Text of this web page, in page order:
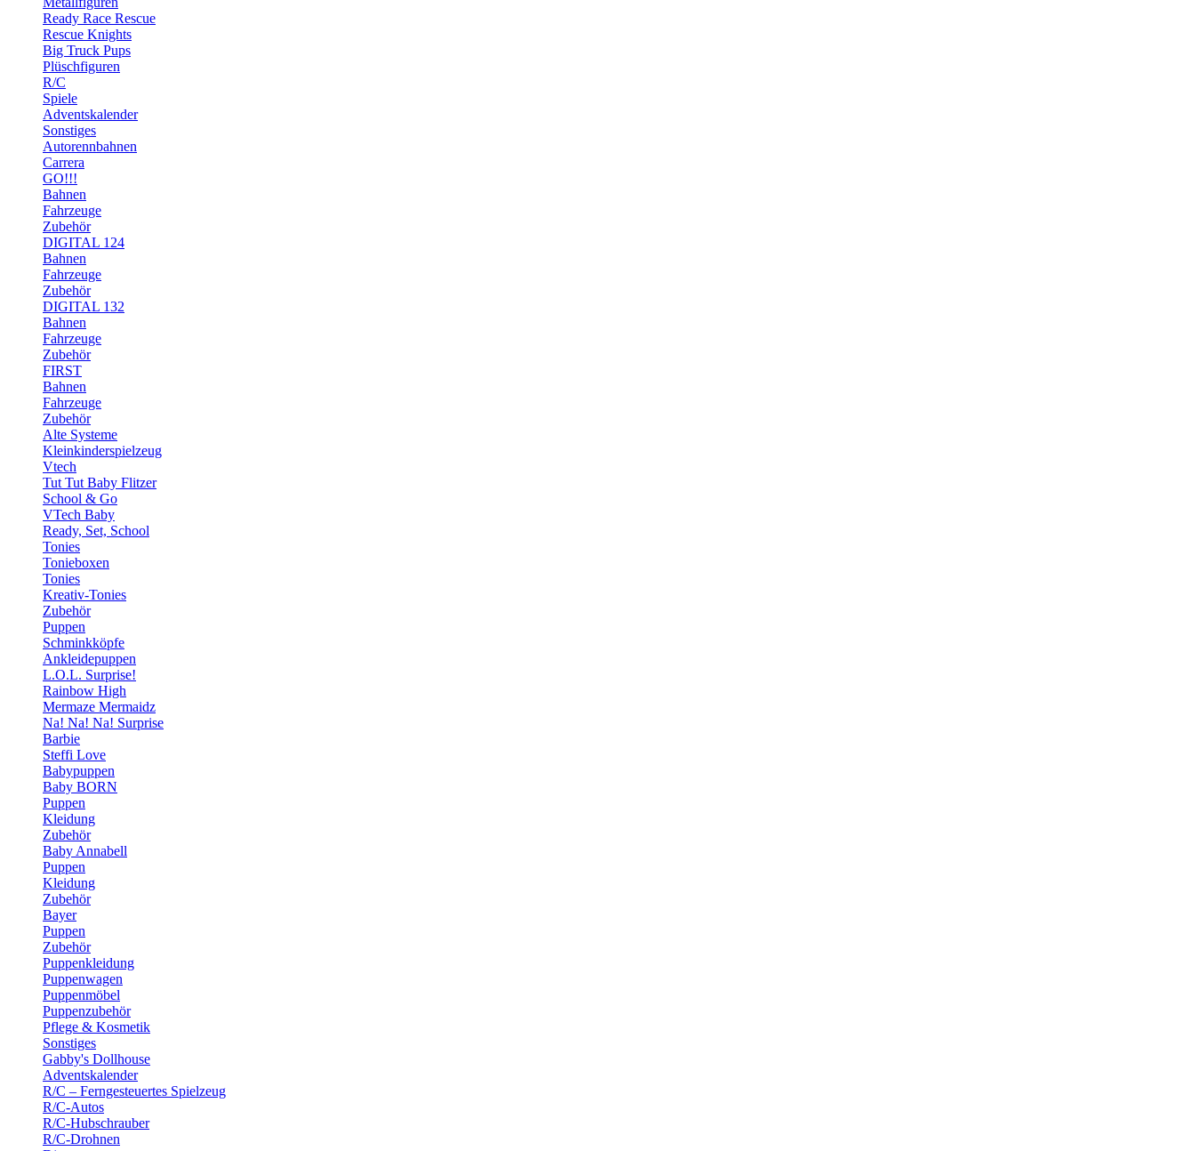
Ready Race Rescue
Rescue Knights
Big Truck Pups
Plüschfiguren
R/C
Spiele
Adventskalender
Sonstiges
Autorennbahnen
Carrera
GO!!!
Bahnen
Fahrzeuge
Zubehör
DIGITAL 124
Bahnen
Fahrzeuge
Zubehör
DIGITAL 132
Bahnen
Fahrzeuge
Zubehör
FIRST
Bahnen
Fahrzeuge
Zubehör
Alte Systeme
Kleinkinderspielzeug
Vtech
Tut Tut Baby Flitzer
School & Go
VTech Baby
Ready, Set, School
Tonies
Tonieboxen
Tonies
Kreativ-Tonies
Zubehör
Puppen
Schminkköpfe
Ankleidepuppen
L.O.L. Surprise!
Rainbow High
Mermaze Mermaidz
Na! Na! Na! Surprise
Barbie
Steffi Love
Babypuppen
Baby BORN
Puppen
Kleidung
Zubehör
Baby Annabell
Puppen
Kleidung
Zubehör
Bayer
Puppen
Zubehör
Puppenkleidung
Puppenwagen
Puppenmöbel
Puppenzubehör
Pflege & Kosmetik
Sonstiges
Gabby's Dollhouse
Adventskalender
R/C – Ferngesteuertes Spielzeug
R/C-Autos
R/C-Hubschrauber
R/C-Drohnen